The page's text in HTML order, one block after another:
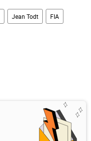
Jean Todt FIA